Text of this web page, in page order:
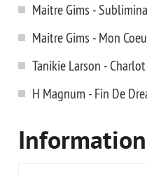
Maitre Gims -
Maitre Gims - Mon
Tanikie Larson -
H Magnum - Fin De
Information